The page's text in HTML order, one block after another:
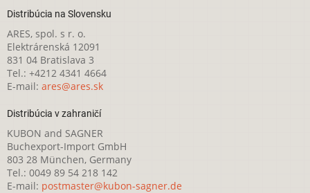
Distribúcia na Slovensku
ARES, spol. s r. o.
Elektrárenská 12091
831 04 Bratislava 3
Tel.: +4212 4341 4664
E-mail: ares@ares.sk
Distribúcia v zahraničí
KUBON and SAGNER
Buchexport-Import GmbH
803 28 München, Germany
Tel.: 0049 89 54 218 142
E-mail: postmaster@kubon-sagner.de